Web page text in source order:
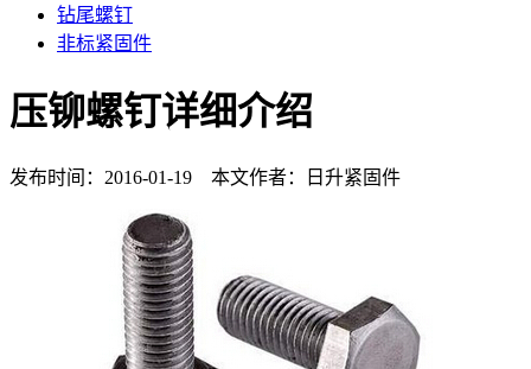
钻尾螺钉
非标紧固件
压铆螺钉详细介绍
发布时间：2016-01-19 本文作者：日升紧固件